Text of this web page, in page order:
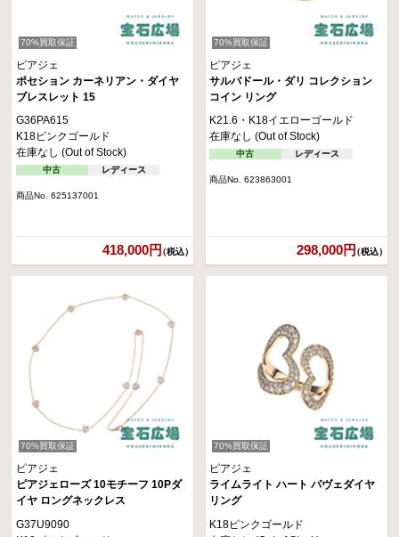
70%買取保証
ピアジェ
ポセション カーネリアン・ダイヤ
ブレスレット 15
G36PA615
K18ピンクゴールド
在庫なし (Out of Stock)
中古 レディース
商品No. 625137001
418,000円（税込）
70%買取保証
ピアジェ
サルバドール・ダリ コレクション
コイン リング
K21.6・K18イエローゴールド
在庫なし (Out of Stock)
中古 レディース
商品No. 623863001
298,000円（税込）
70%買取保証
ピアジェ
ピアジェローズ 10モチーフ 10Pダ
イヤ ロングネックレス
G37U9090
70%買取保証
ピアジェ
ライムライト ハート パヴェダイヤ
リング
K18ピンクゴールド